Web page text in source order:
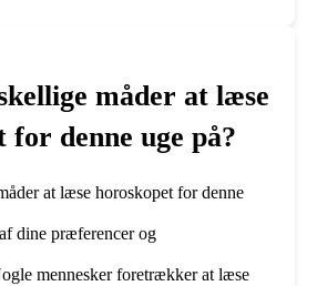
måder at læse
for denne uge på?
at læse horoskopet for denne
dine præferencer og
mennesker foretrækker at læse